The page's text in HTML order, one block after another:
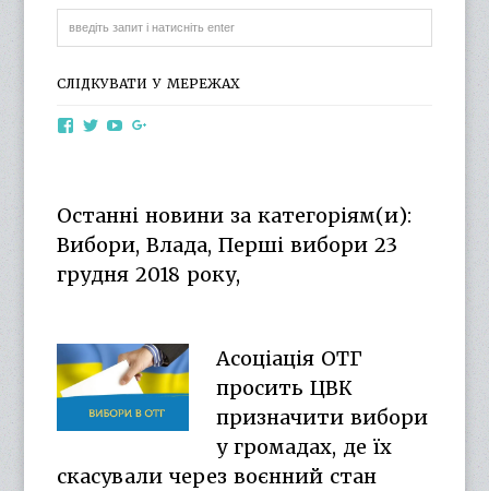
СЛІДКУВАТИ У МЕРЕЖАХ
ViewViewView
YouTube
Останні новини за категоріям(и):
Вибори, Влада, Перші вибори 23
грудня 2018 року,
Асоціація ОТГ
просить ЦВК
призначити вибори
у громадах, де їх
скасували через воєнний стан